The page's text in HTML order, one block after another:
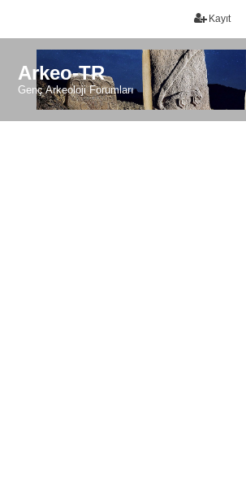
Kayıt
Arkeo-TR
Genç Arkeoloji Forumları